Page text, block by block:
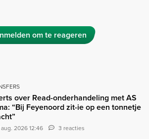
om te reageren
over Read-onderhandeling met AS
“Bij Feyenoord zit-ie op een tonnetje
aug. 2026 12:46 3 reacties